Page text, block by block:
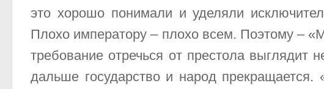
это хорошо понимали и уделяли
Плохо императору – плохо всем. Поэтому –
требование отречься от престола
дальше государство и народ